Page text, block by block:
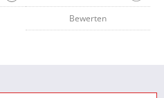
Bewerten